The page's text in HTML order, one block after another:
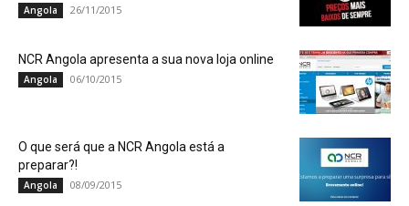
Angola 26/11/2015
NCR Angola apresenta a sua nova loja online
Angola 06/10/2015
O que será que a NCR Angola está a
preparar?!
Angola 08/09/2015